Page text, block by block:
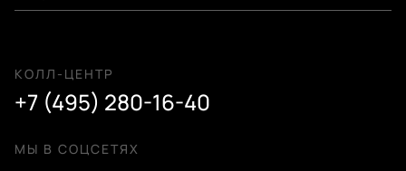
КОЛЛ-ЦЕНТР
+7 (495) 280-16-40
МЫ В СОЦСЕТЯХ